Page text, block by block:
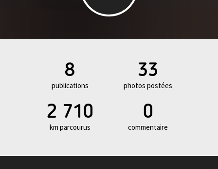
8
publications
33
photos postées
2 710
km parcourus
0
commentaire